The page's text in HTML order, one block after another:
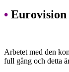
• Eurovision
Arbetet med den
full gång och detta